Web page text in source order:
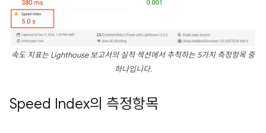
속도 지표는 Lighthouse 보고서의 실적섹션에서 추적하는 5가지 측정항목 중
하나입니다.
Speed Index의 측정항목